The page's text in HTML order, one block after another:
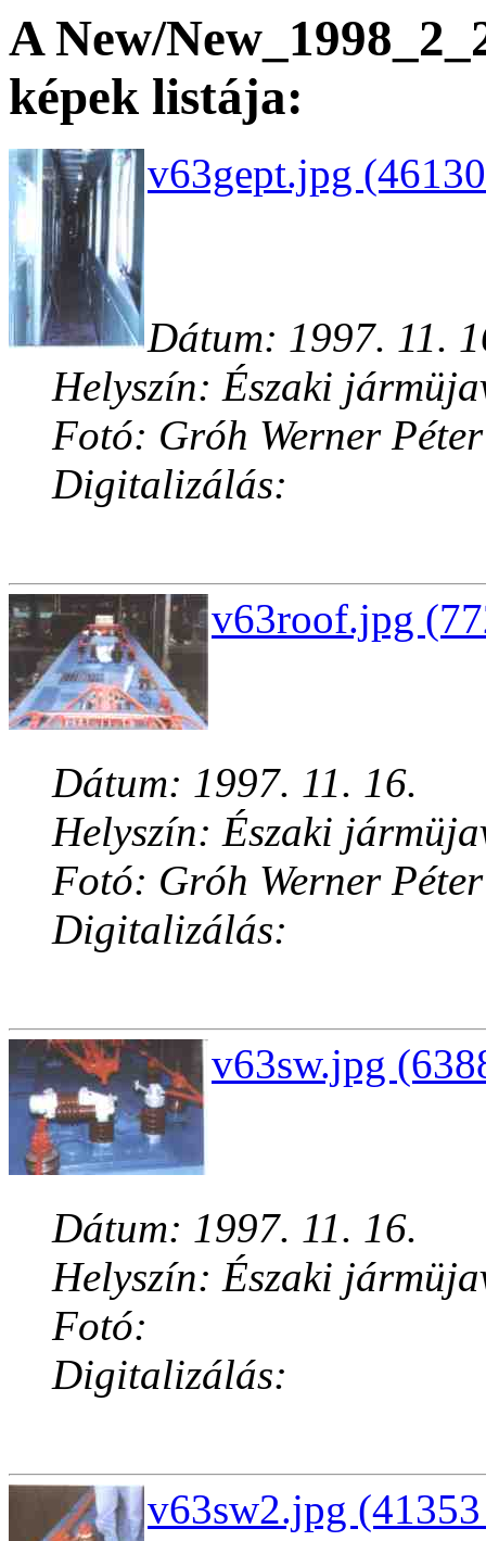
A New/
képek listája:
v63gept.jpg
Dátum: 1997. 11.
Helyszín: Északi
Fotó: Gróh Werner Péter
Digitalizálás:
v63roof.jpg
Dátum: 1997. 11. 16.
Helyszín: Északi
Fotó: Gróh Werner Péter
Digitalizálás:
v63sw.jpg
Dátum: 1997. 11. 16.
Helyszín: Északi
Fotó:
Digitalizálás:
v63sw2.jpg